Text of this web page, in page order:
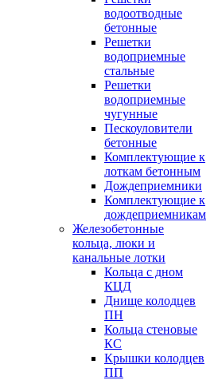
водоотводные
бетонные
Решетки
водоприемные
стальные
Решетки
водоприемные
чугунные
Пескоуловители
бетонные
Комплектующие к
лоткам бетонным
Дождеприемники
Комплектующие к
дождеприемникам
Железобетонные
кольца, люки и
канальные лотки
Кольца с дном
КЦД
Днище колодцев
ПН
Кольца стеновые
КС
Крышки колодцев
ПП